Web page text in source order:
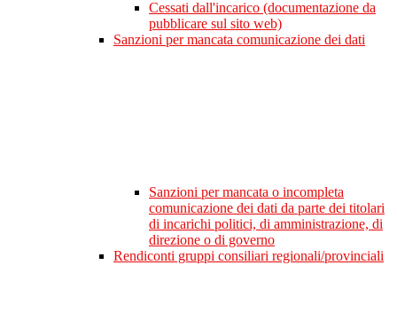
Cessati dall'incarico (documentazione da
pubblicare sul sito web)
Sanzioni per mancata comunicazione dei dati
Sanzioni per mancata o incompleta
comunicazione dei dati da parte dei titolari
di incarichi politici, di amministrazione, di
direzione o di governo
Rendiconti gruppi consiliari regionali/provinciali